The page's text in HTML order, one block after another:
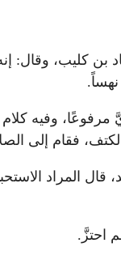
كليب، وقال:
نهساً.
وفيه
فقام إلى
قال المراد
احتزَّ.